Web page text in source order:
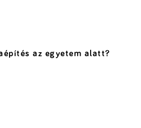
az egyetem alatt?